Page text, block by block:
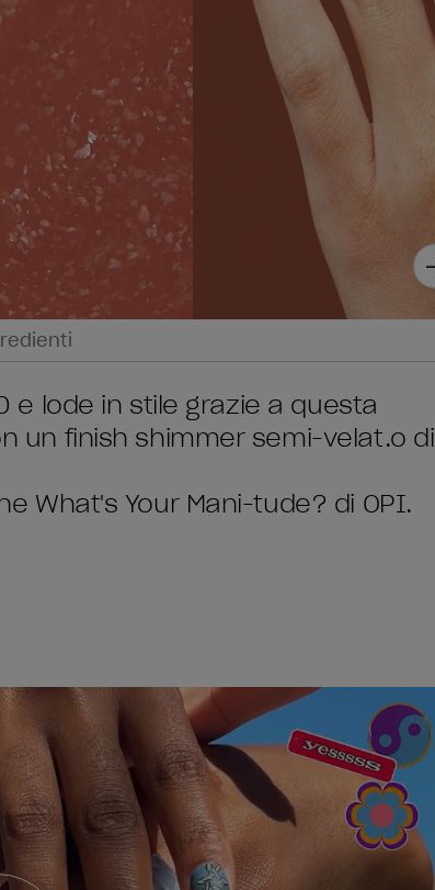
e lode in stile grazie a questa
un finish shimmer semi-velat.o di
What's Your Mani-tude? di OPI.